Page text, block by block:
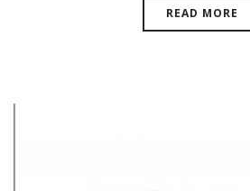
READ MORE